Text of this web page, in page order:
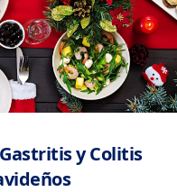
y Colitis